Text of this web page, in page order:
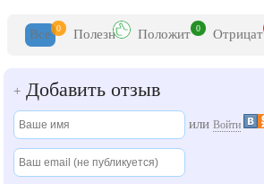
Все 0 Полезн Положит 0 Отрицат
+ Добавить отзыв
илиВойти